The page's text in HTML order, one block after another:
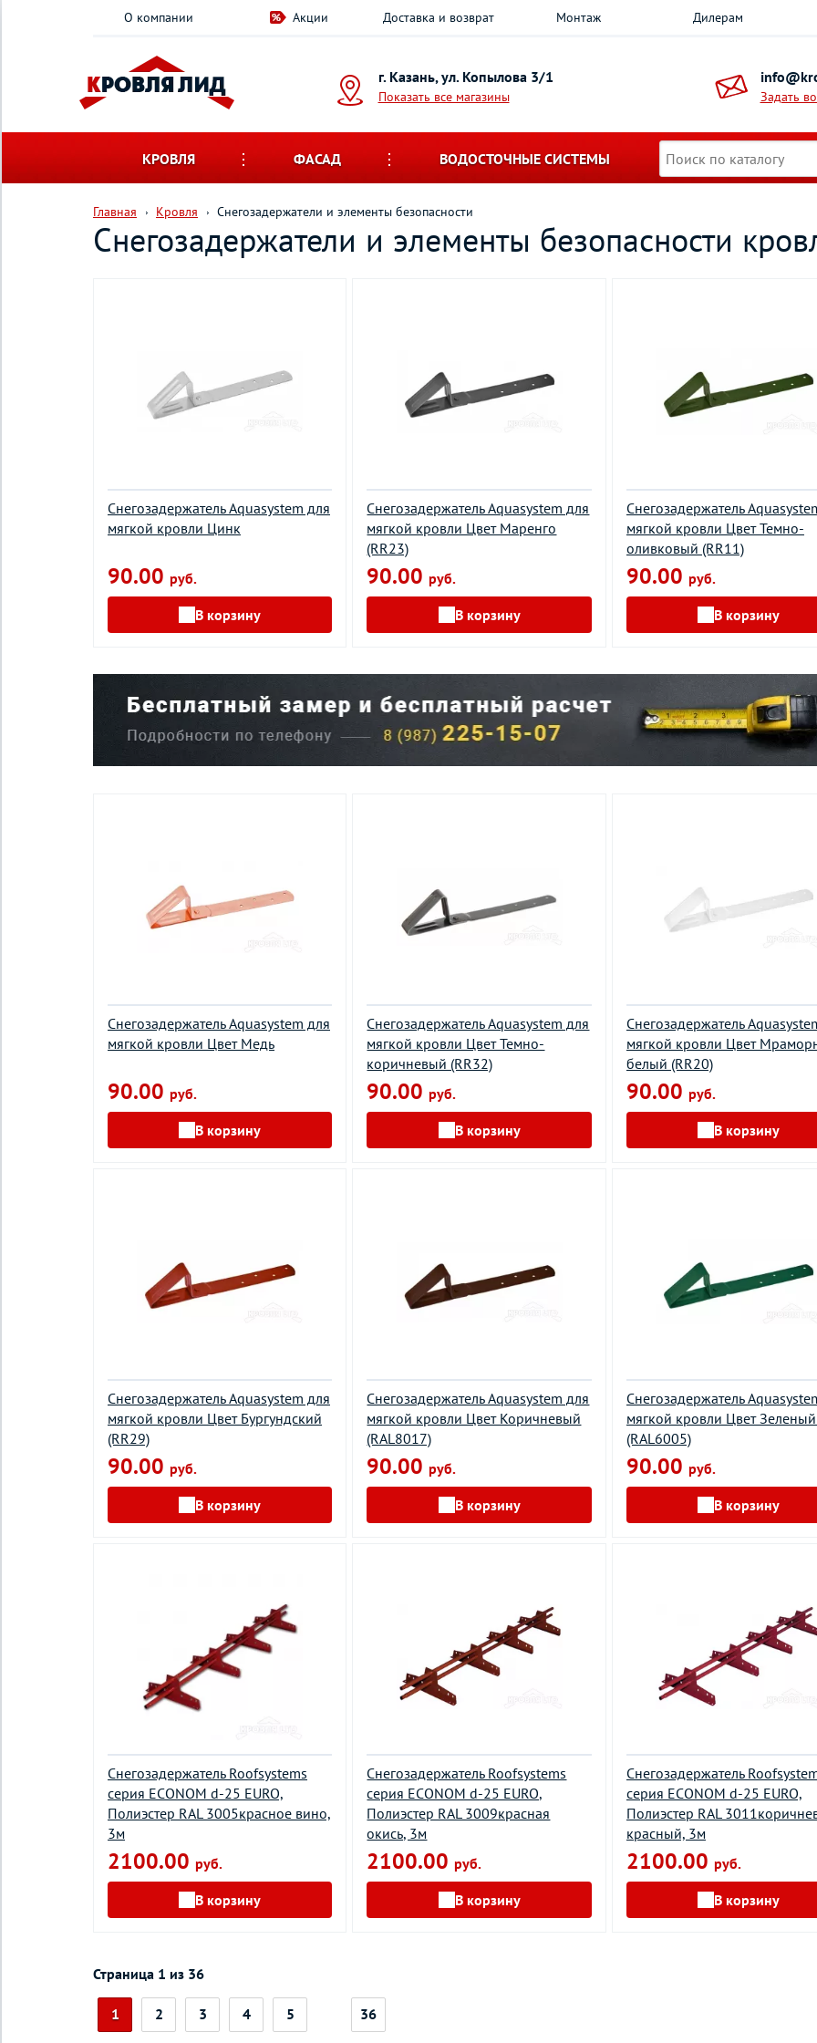
О компании Акции Доставка и возврат Монтаж Дилерам
г. Казань, ул. Копылова 3/1
Показать все магазины Задать
КРОВЛЯ ФАСАД ВОДОСТОЧНЫЕ СИСТЕМЫ
Главная Кровля Снегозадержатели и элементы безопасности
Снегозадержатели и элементы безопасности
Снегозадержатель Aquasystem для
мягкой кровли Цинк
90.00 руб.
В корзину
Снегозадержатель Aquasystem для
мягкой кровли Цвет Маренго
(RR23)
90.00руб.
В корзину
Снегозадержатель
мягкой кровли Цвет Темно-
оливковый (RR11)
90.00 руб.
В корзину
Снегозадержатель Aquasystem для
мягкой кровли Цвет Медь
90.00 руб.
В корзину
Снегозадержатель Aquasystem для
мягкой кровли Цвет Темно-
коричневый (RR32)
90.00руб.
В корзину
Снегозадержатель
мягкой кровли Цвет
белый (RR20)
90.00 руб.
В корзину
Снегозадержатель Aquasystem для
мягкой кровли Цвет Бургундский
(RR29)
90.00 руб.
В корзину
Снегозадержатель Aquasystem для
мягкой кровли Цвет Коричневый
(RAL8017)
90.00руб.
В корзину
Снегозадержатель
мягкой кровли Цвет
(RAL6005)
90.00 руб.
В корзину
Снегозадержатель Roofsystems
серия EСONOM d-25 EURO,
Полиэстер RAL 3005красное вино,
3м
2100.00 руб.
В корзину
Снегозадержатель Roofsystems
серия EСONOM d-25 EURO,
Полиэстер RAL 3009красная
окись, 3м
2100.00руб.
В корзину
Снегозадержатель
серия EСONOM d-25 EURO,
Полиэстер RAL
красный, 3м
2100.00 руб.
В корзину
Страница 1 из 36
1 2 3 4 5 36